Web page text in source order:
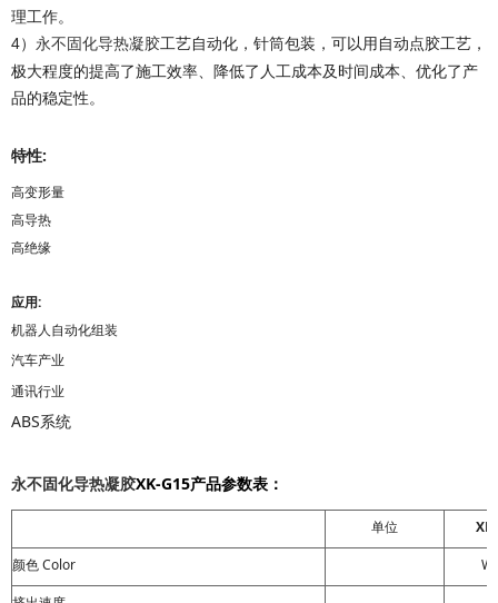
理工作。
4） 永不固化导热凝胶工艺自动化，针筒包装，可以用自动点胶工艺，
极大程度的提高了施工效率、降低了人工成本及时间成本、优化了产
品的稳定性。
特性:
高变形量
高导热
高绝缘
应用:
机器人自动化组装
汽车产业
通讯行业
ABS系统
永不固化导热凝胶XK-G15产品参数表：
单位
颜色 Color